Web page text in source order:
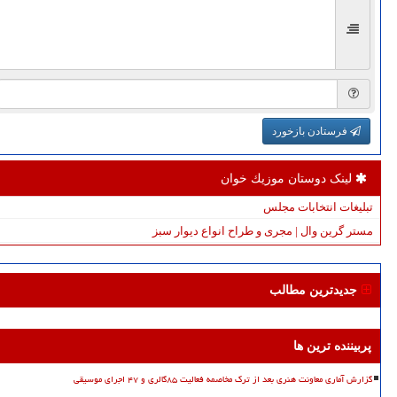
فرستادن بازخورد
لینک دوستان موزیك خوان
تبلیغات انتخابات مجلس
مستر گرین وال | مجری و طراح انواع دیوار سبز
جدیدترین مطالب
پربیننده ترین ها
گزارش آماری معاونت هنری بعد از ترک مخاصمه فعالیت ۸۵گالری و ۴۷ اجرای موسیقی